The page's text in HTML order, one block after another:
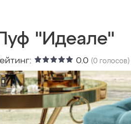
"Идеале"
0.0 (0 голосов)